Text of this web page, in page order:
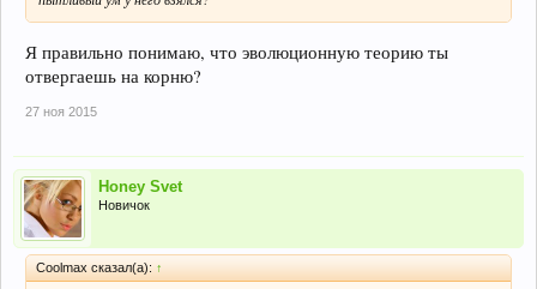
Я правильно понимаю, что эволюционную теорию ты
отвергаешь на корню?
27 ноя 2015
Honey Svet
Новичок
Coolmax сказал(а): ↑